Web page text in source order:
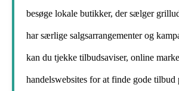
besøge lokale butikker, der sælger
har særlige salgsarrangementer og
kan du tjekke tilbudsaviser, online
handelswebsites for at finde gode tilbud